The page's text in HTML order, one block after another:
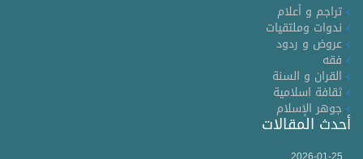
تراجم و أعلام
ندوات وملتقيات
عروض و ردود
فقه
القران و السنة
ثقافة اسلامية
جوهر الإسلام
أحدث المقالات